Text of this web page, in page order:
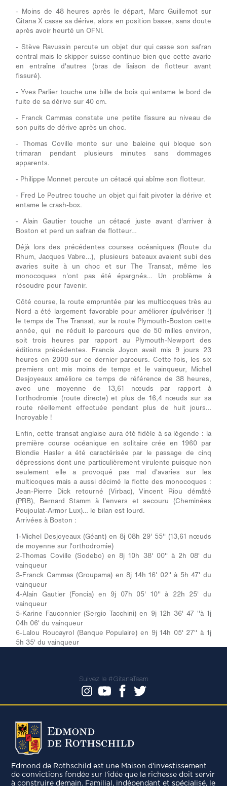
- Moins de 48 heures après le départ, Marc Guillemot sur
Gitana X casse sa dérive, alors en position basse, sans doute
après avoir heurté un OFNI.
- Stève Ravussin percute un objet dur qui casse son safran
central mais le skipper suisse continue bien que cette avarie
en entraîne d'autres (bras de liaison de flotteur avant
fissuré).
- Yves Parlier touche une bille de bois qui entame le bord de
fuite de sa dérive sur 40 cm.
- Franck Cammas constate une petite fissure au niveau de
son puits de dérive après un choc.
- Thomas Coville monte sur une baleine qui bloque son
trimaran pendant plusieurs minutes sans dommages
apparents.
- Philippe Monnet percute un cétacé qui abîme son flotteur.
- Fred Le Peutrec touche un objet qui fait pivoter la dérive et
entame le crash-box.
- Alain Gautier touche un cétacé juste avant d'arriver à
Boston et perd un safran de flotteur…
Déjà lors des précédentes courses océaniques (Route du
Rhum, Jacques Vabre…), plusieurs bateaux avaient subi des
avaries suite à un choc et sur The Transat, même les
monocoques n'ont pas été épargnés… Un problème à
résoudre pour l'avenir.
Côté course, la route empruntée par les multicoques très au
Nord a été largement favorable pour améliorer (pulvériser !)
le temps de The Transat, sur la route Plymouth-Boston cette
année, qui ne réduit le parcours que de 50 milles environ,
soit trois heures par rapport au Plymouth-Newport des
éditions précédentes. Francis Joyon avait mis 9 jours 23
heures en 2000 sur ce dernier parcours. Cette fois, les six
premiers ont mis moins de temps et le vainqueur, Michel
Desjoyeaux améliore ce temps de référence de 38 heures,
avec une moyenne de 13,61 nœuds par rapport à
l'orthodromie (route directe) et plus de 16,4 nœuds sur sa
route réellement effectuée pendant plus de huit jours…
Incroyable !
Enfin, cette transat anglaise aura été fidèle à sa légende : la
première course océanique en solitaire crée en 1960 par
Blondie Hasler a été caractérisée par le passage de cinq
dépressions dont une particulièrement virulente puisque non
seulement elle a provoqué pas mal d'avaries sur les
multicoques mais a aussi décimé la flotte des monocoques :
Jean-Pierre Dick retourné (Virbac), Vincent Riou démâté
(PRB), Bernard Stamm à l'envers et secouru (Cheminées
Poujoulat-Armor Lux)… le bilan est lourd.
Arrivées à Boston :
1-Michel Desjoyeaux (Géant) en 8j 08h 29' 55'' (13,61 nœuds
de moyenne sur l'orthodromie)
2-Thomas Coville (Sodebo) en 8j 10h 38' 00'' à 2h 08' du
vainqueur
3-Franck Cammas (Groupama) en 8j 14h 16' 02'' à 5h 47' du
vainqueur
4-Alain Gautier (Foncia) en 9j 07h 05' 10'' à 22h 25' du
vainqueur
5-Karine Fauconnier (Sergio Tacchini) en 9j 12h 36' 47 ‘'à 1j
04h 06' du vainqueur
6-Lalou Roucayrol (Banque Populaire) en 9j 14h 05' 27'' à 1j
5h 35' du vainqueur
Suivez le #GitanaTeam
Edmond de Rothschild est une Maison d'investissement
de convictions fondée sur l'idée que la richesse doit servir
à construire demain. Familial, indépendant et spécialisé, le